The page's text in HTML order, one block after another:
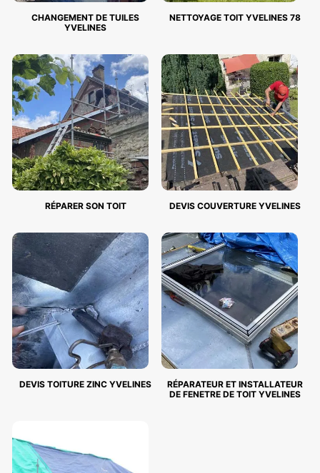
CHANGEMENT DE TUILES
YVELINES
NETTOYAGE TOIT YVELINES 78
RÉPARER SON TOIT DEVIS COUVERTURE YVELINES
DEVIS TOITURE ZINC YVELINES
RÉPARATEUR ET INSTALLATEUR
DE FENETRE DE TOIT YVELINES